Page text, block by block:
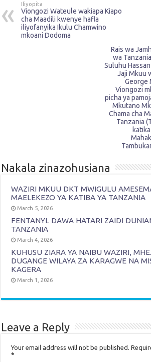
Iliyopita
Viongozi Wateule wakiapa Kiapo
cha Maadili kwenye hafla
iliyofanyika Ikulu Chamwino
mkoani Dodoma
Rais wa
wa
Suluhu
Jaji Mkuu
George
Viongozi
picha ya
Mkutano
Chama cha
Tanzania
Nakala zinazohusiana
WAZIRI MKUU DKT MWIGULU
MAELEKEZO YA KATIBA YA TANZANIA
March 5, 2026
FENTANYL DAWA HATARI ZAIDI
TANZANIA
March 4, 2026
KUHUSU ZIARA YA NAIBU WAZIRI,
DUGANGE WILAYA ZA KARAGWE NA
KAGERA
March 1, 2026
Leave a Reply
Your email address will not be published.
*